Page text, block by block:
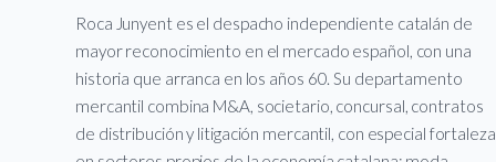
Roca Junyent es el despacho independiente catalán de
mayor reconocimiento en el mercado español, con una
historia que arranca en los años 60. Su departamento
mercantil combina M&A, societario, concursal, contratos
de distribución y litigación mercantil, con especial fortaleza